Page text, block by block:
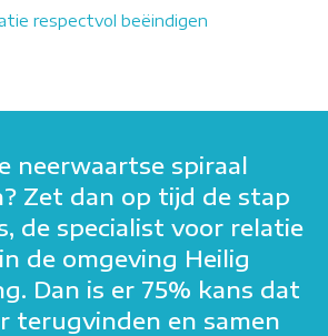
respectvol beëindigen
neerwaartse spiraal
Zet dan op tijd de stap
de specialist voor relatie
de omgeving Heilig
Dan is er 75% kans dat
terugvinden en samen